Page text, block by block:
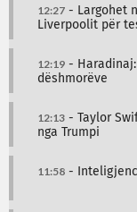
12:27 - Largohet
Liverpoolit për
12:19 -
dëshmorëve
12:13 - Taylor
nga Trumpi
11:58 -